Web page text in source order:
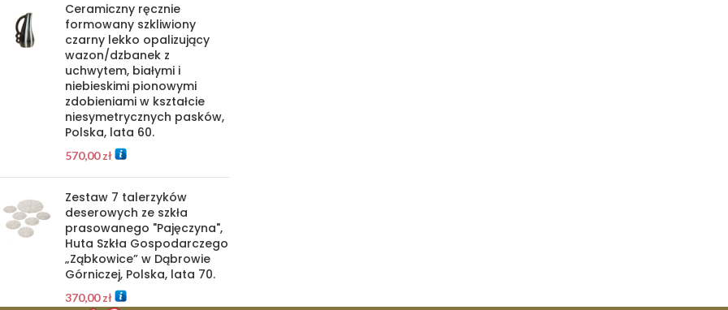
Ceramiczny ręcznie
formowany szkliwiony
czarny lekko opalizujący
wazon/dzbanek z
uchwytem, białymi i
niebieskimi pionowymi
zdobieniami w kształcie
niesymetrycznych pasków,
Polska, lata 60.
570,00zł
Zestaw 7 talerzyków
deserowych ze szkła
prasowanego "Pajęczyna",
Huta Szkła Gospodarczego
„Ząbkowice” w Dąbrowie
Górniczej, Polska, lata 70.
370,00zł